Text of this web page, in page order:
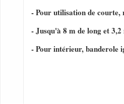
- Pour utilisation de courte,
- Jusqu'à 8 m de long et
- Pour intérieur, banderole